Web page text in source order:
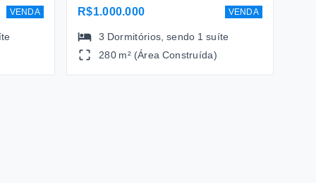
VENDA R$1.000.000 VENDA
3 Dormitórios , sendo 1 suíte
280 m² (Área Construída)